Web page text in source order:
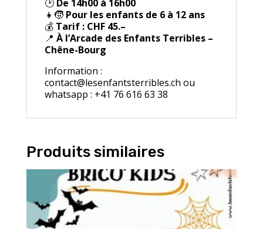
🕑 De 14h00 à 16h00
👧🧒 Pour les enfants de 6 à 12 ans
💰 Tarif : CHF 45.–
📍 À l’Arcade des Enfants Terribles –
Chêne-Bourg
Information :
contact@lesenfantsterribles.ch ou
whatsapp : +41 76 616 63 38
Produits similaires